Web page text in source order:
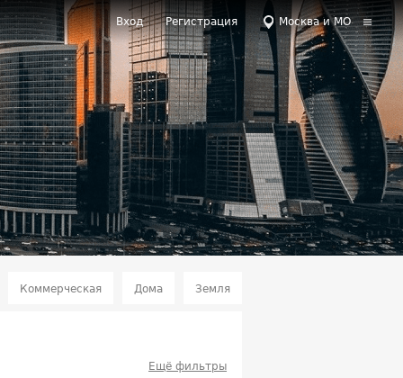
Вход Регистрация Москва и МО
Коммерческая Дома Земля
Ещё фильтры